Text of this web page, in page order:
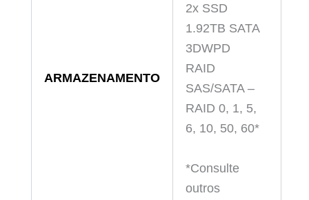
ARMAZENAMENTO
2x SSD
1.92TB SATA
3DWPD
RAID
SAS/SATA –
RAID 0, 1, 5,
6, 10, 50, 60*
*Consulte
outros